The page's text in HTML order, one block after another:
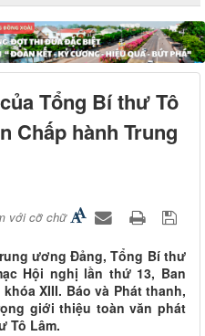
Tổng Bí thư Tô
Chấp hành Trung
với cỡ chữ
ương Đảng, Tổng Bí thư
Hội nghị lần thứ 13, Ban
XIII. Báo và Phát thanh,
giới thiệu toàn văn phát
Tô Lâm.